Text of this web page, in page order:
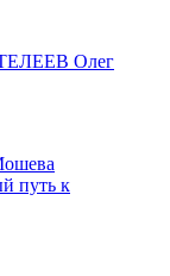
Олег
путь к